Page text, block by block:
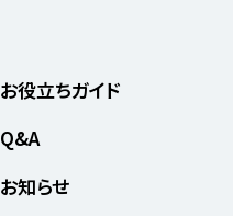
お役立ちガイド
Q&A
お知らせ